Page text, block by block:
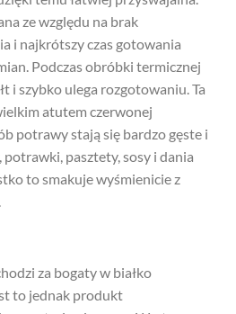
ze względu na brak
i najkrótszy czas gotowania
Podczas obróbki termicznej
i szybko ulega rozgotowaniu. Ta
atutem czerwonej
potrawy stają się bardzo gęste i
pasztety, sosy i dania
to smakuje wyśmienicie z
za bogaty w białko
to jednak produkt